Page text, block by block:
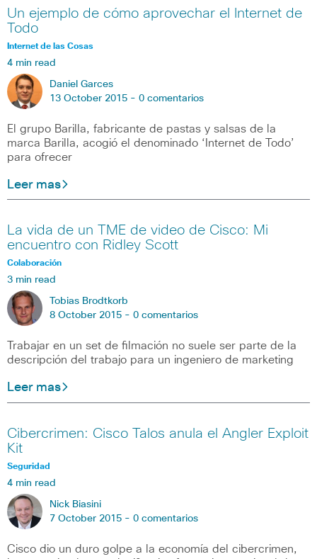
Un ejemplo de cómo aprovechar el Internet de
Todo
Internet de las Cosas
4 min read
Daniel Garces
13 October 2015 - 0 comentarios
El grupo Barilla, fabricante de pastas y salsas de la
marca Barilla, acogió el denominado ‘Internet de Todo’
para ofrecer
Leer mas
La vida de un TME de video de Cisco: Mi
encuentro con Ridley Scott
Colaboración
3 min read
Tobias Brodtkorb
8 October 2015 - 0 comentarios
Trabajar en un set de filmación no suele ser parte de la
descripción del trabajo para un ingeniero de marketing
Leer mas
Cibercrimen: Cisco Talos anula el Angler Exploit
Kit
Seguridad
4 min read
Nick Biasini
7 October 2015 - 0 comentarios
Cisco dio un duro golpe a la economía del cibercrimen,